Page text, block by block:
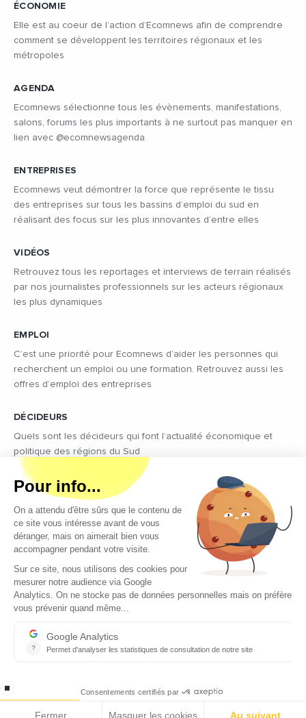
ÉCONOMIE
Elle est au coeur de l’action d’Ecomnews afin de comprendre
comment se développent les territoires régionaux et les
métropoles
AGENDA
Ecomnews sélectionne tous les évènements, manifestations,
salons, forums les plus importants à ne surtout pas manquer en
lien avec @ecomnewsagenda
ENTREPRISES
Ecomnews veut démontrer la force que représente le tissu
des entreprises sur tous les bassins d’emploi du sud en
réalisant des focus sur les plus innovantes d’entre elles
VIDÉOS
Retrouvez tous les reportages et interviews de terrain réalisés
par nos journalistes professionnels sur les acteurs régionaux
les plus dynamiques
EMPLOI
C’est une priorité pour Ecomnews d’aider les personnes qui
recherchent un emploi ou une formation. Retrouvez aussi les
offres d’emploi des entreprises
DÉCIDEURS
Quels sont les décideurs qui font l’actualité économique et
politique des régions du Sud
Copyright © 2026 - Tous droits réservés
Qui sommes-nous ?
Contact
Conditions générales d’utilisation